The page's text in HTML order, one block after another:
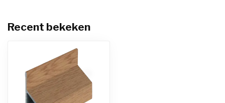
Recent bekeken